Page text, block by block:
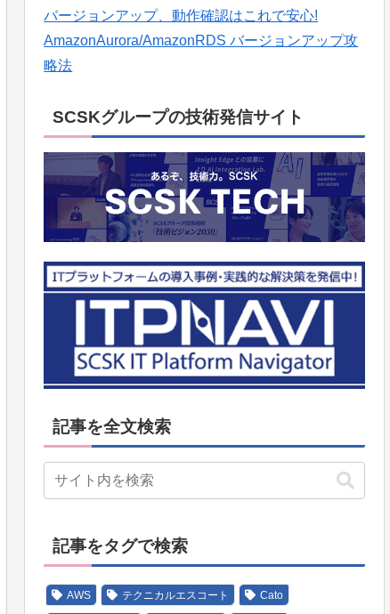
バージョンアップ、動作確認はこれで安心!
AmazonAurora/AmazonRDS バージョンアップ攻
略法
SCSKグループの技術発信サイト
記事を全文検索
記事をタグで検索
AWS テクニカルエスコート Cato